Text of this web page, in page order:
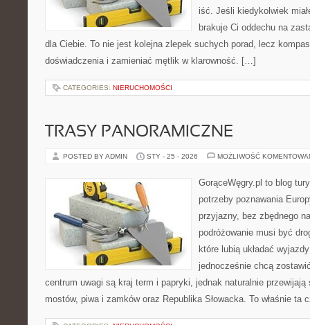
iść. Jeśli kiedykolwiek
brakuje Ci oddechu na
dla Ciebie. To nie jest kolejna zlepek suchych porad, lecz
doświadczenia i zamieniać mętlik w klarowność. […]
CATEGORIES: NIERUCHOMOŚCI
TRASY PANORAMICZNE
POSTED BY ADMIN STY - 25 - 2026 MOŻLIWOŚĆ
GorąceWęgry.pl to blog
potrzeby poznawania
przyjazny, bez zbędnego
podróżowanie musi być
które lubią układać
jednocześnie chcą
centrum uwagi są kraj term i papryki, jednak naturalnie
mostów, piwa i zamków oraz Republika Słowacka. To właśnie